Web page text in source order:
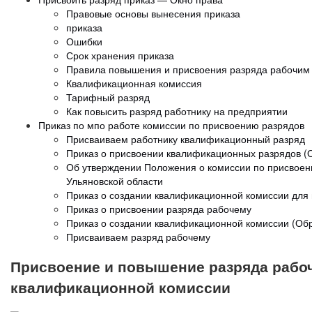
Правовые основы вынесения приказа
приказа
Ошибки
Срок хранения приказа
Правила повышения и присвоения разряда рабочим
Квалификационная комиссия
Тарифный разряд
Как повысить разряд работнику на предприятии
Приказ по мпо работе комиссии по присвоению разрядов
Присваиваем работнику квалификационный разряд
Приказ о присвоении квалификационных разрядов
Об утверждении Положения о комиссии по
Ульяновской области
Приказ о создании квалификационной комиссии
Приказ о присвоении разряда рабочему
Приказ о создании квалификационной комиссии
Присваиваем разряд рабочему
Присвоение и повышение разряда
квалификационной комиссии